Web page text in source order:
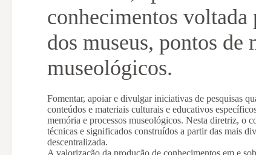
conhecimentos voltada
dos museus, pontos de
museológicos.
Fomentar, apoiar e divulgar iniciativas de pesquisas
conteúdos e materiais culturais e educativos
memória e processos museológicos. Nesta diretriz, o
técnicas e significados construídos a partir das mais
descentralizada.
A valorização da produção de conhecimentos em e